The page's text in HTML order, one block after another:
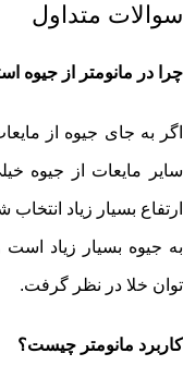
سوالات متداول
چرا در مانومتر از جیوه
اگر به جای جیوه از
سایر مایعات از جیوه
ارتفاع بسیار زیاد
به جیوه بسیار زیاد
توان خلا در نظر گرفت.
کاربرد مانومتر چیست؟